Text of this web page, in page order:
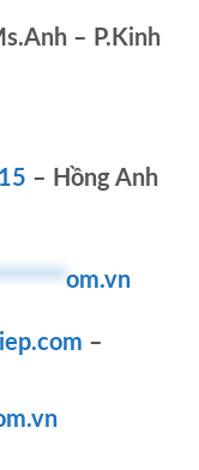
– P.Kinh
– Hồng Anh
om.vn
–